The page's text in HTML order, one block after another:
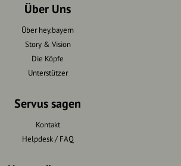
Über Uns
Über hey.bayern
Story & Vision
Die Köpfe
Unterstützer
Servus sagen
Kontakt
Helpdesk / FAQ